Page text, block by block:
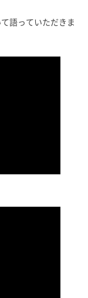
語っていただきま